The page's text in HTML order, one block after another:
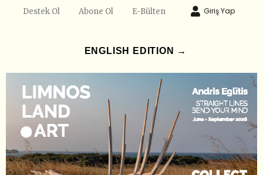
Destek Ol Abone Ol E-Bülten Giriş Yap
ENGLISH EDITION →